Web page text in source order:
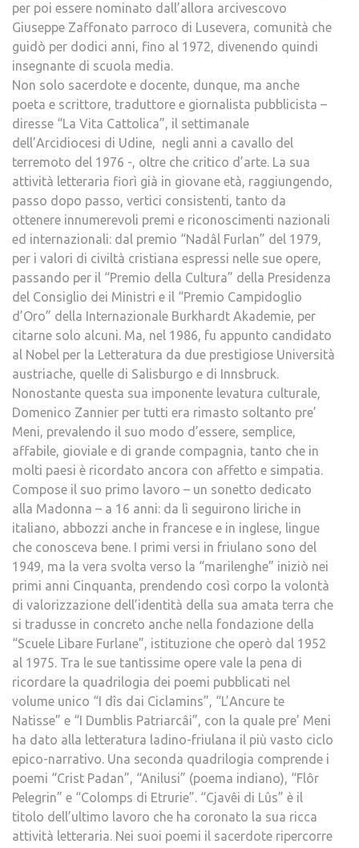
per poi essere nominato dall’allora arcivescovo
Giuseppe Zaffonato parroco di Lusevera, comunità che
guidò per dodici anni, fino al 1972, divenendo quindi
insegnante di scuola media.
Non solo sacerdote e docente, dunque, ma anche
poeta e scrittore, traduttore e giornalista pubblicista –
diresse “La Vita Cattolica”, il settimanale
dell’Arcidiocesi di Udine, negli anni a cavallo del
terremoto del 1976 -, oltre che critico d’arte. La sua
attività letteraria fiorì già in giovane età, raggiungendo,
passo dopo passo, vertici consistenti, tanto da
ottenere innumerevoli premi e riconoscimenti nazionali
ed internazionali: dal premio “Nadâl Furlan” del 1979,
per i valori di civiltà cristiana espressi nelle sue opere,
passando per il “Premio della Cultura” della Presidenza
del Consiglio dei Ministri e il “Premio Campidoglio
d’Oro” della Internazionale Burkhardt Akademie, per
citarne solo alcuni. Ma, nel 1986, fu appunto candidato
al Nobel per la Letteratura da due prestigiose Università
austriache, quelle di Salisburgo e di Innsbruck.
Nonostante questa sua imponente levatura culturale,
Domenico Zannier per tutti era rimasto soltanto pre’
Meni, prevalendo il suo modo d’essere, semplice,
affabile, gioviale e di grande compagnia, tanto che in
molti paesi è ricordato ancora con affetto e simpatia.
Compose il suo primo lavoro – un sonetto dedicato
alla Madonna – a 16 anni: da lì seguirono liriche in
italiano, abbozzi anche in francese e in inglese, lingue
che conosceva bene. I primi versi in friulano sono del
1949, ma la vera svolta verso la “marilenghe” iniziò nei
primi anni Cinquanta, prendendo così corpo la volontà
di valorizzazione dell’identità della sua amata terra che
si tradusse in concreto anche nella fondazione della
“Scuele Libare Furlane”, istituzione che operò dal 1952
al 1975. Tra le sue tantissime opere vale la pena di
ricordare la quadrilogia dei poemi pubblicati nel
volume unico “I dîs dai Ciclamins”, “L’Ancure te
Natisse” e “I Dumblis Patriarcâi”, con la quale pre’ Meni
ha dato alla letteratura ladino-friulana il più vasto ciclo
epico-narrativo. Una seconda quadrilogia comprende i
poemi “Crist Padan”, “Anilusi” (poema indiano), “Flôr
Pelegrin” e “Colomps di Etrurie”. “Cjavêi di Lûs” è il
titolo dell’ultimo lavoro che ha coronato la sua ricca
attività letteraria. Nei suoi poemi il sacerdote ripercorre